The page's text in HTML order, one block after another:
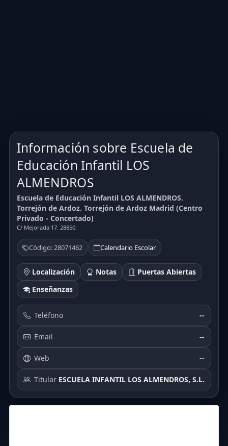
Información sobre Escuela de
Educación Infantil LOS
ALMENDROS
Escuela de Educación Infantil LOS ALMENDROS.
Torrejón de Ardoz. Torrejón de Ardoz Madrid (Centro
Privado - Concertado)
C/ Mejorada 17. 28850.
Código: 28071462 Calendario Escolar
Localización Notas
Puertas Abiertas
Enseñanzas
Teléfono --
Email --
Web --
Titular ESCUELA INFANTIL LOS ALMENDROS, S.L.